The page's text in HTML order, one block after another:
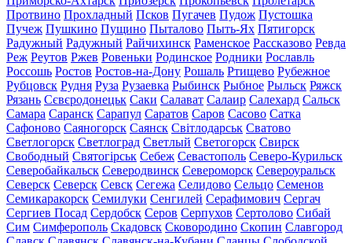
Протвино Прохладный Псков Пугачев Пудож Пустошка
Пучеж Пушкино Пущино Пыталово Пыть-Ях Пятигорск
Радужный Радужный Райчихинск Раменское Рассказово Ревда
Реж Реутов Ржев Ровеньки Родинское Родники Рославль
Россошь Ростов Ростов-на-Дону Рошаль Ртищево Рубежное
Рубцовск Рудня Руза Рузаевка Рыбинск Рыбное Рыльск Ряжск
Рязань Сєвєродонецьк Саки Салават Салаир Салехард Сальск
Самара Саранск Сарапул Саратов Саров Сасово Сатка
Сафоново Саяногорск Саянск Світлодарськ Сватово
Светлогорск Светлоград Светлый Светогорск Свирск
Свободный Святогірськ Себеж Севастополь Северо-Курильск
Северобайкальск Северодвинск Североморск Североуральск
Северск Северск Севск Сегежа Селидово Сельцо Семенов
Семикаракорск Семилуки Сенгилей Серафимович Сергач
Сергиев Посад Сердобск Серов Серпухов Сертолово Сибай
Сим Симферополь Скадовск Сковородино Скопин Славгород